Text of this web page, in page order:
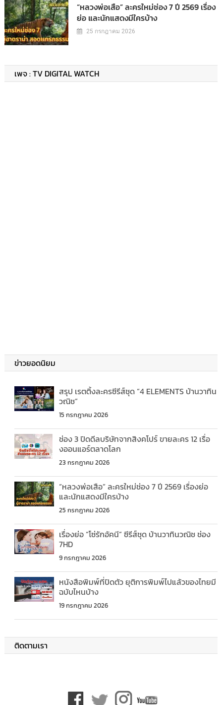
“หลวงพ่อเสือ” ละครใหม่ช่อง 7 ปี 2569 เรื่อง
ย่อ และนักแสดงมีใครบ้าง
25 กรกฎาคม 2026
เพจ : TV DIGITAL WATCH
ข่าวยอดนิยม
สรุป เรตติ้งละครซีรีส์ชุด “4 ELEMENTS บ้านวาทิน
วณิช”
15 กรกฎาคม 2026
ช่อง 3 ปิดดีลบริษัทจากสิงคโปร์ ขายละคร 12 เรื่อ
งออนแอร์ตลาดโลก
23 กรกฎาคม 2026
“หลวงพ่อเสือ” ละครใหม่ช่อง 7 ปี 2569 เรื่องย่อ
และนักแสดงมีใครบ้าง
25 กรกฎาคม 2026
เรื่องย่อ “โซ่รักอัคนี” ซีรีส์ชุด บ้านวาทินวณิช ช่อง
7HD
9 กรกฎาคม 2026
หนังสือพิมพ์ที่ปิดตัว ยุติการพิมพ์ไปแล้วของไทยมี
ฉบับไหนบ้าง
19 กรกฎาคม 2026
ติดตามเรา